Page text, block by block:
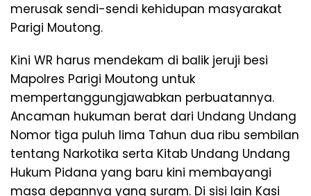
merusak sendi-sendi kehidupan masyarakat
Parigi Moutong.
​Kini WR harus mendekam di balik jeruji besi
Mapolres Parigi Moutong untuk
mempertanggungjawabkan perbuatannya.
Ancaman hukuman berat dari Undang Undang
Nomor tiga puluh lima Tahun dua ribu sembilan
tentang Narkotika serta Kitab Undang Undang
Hukum Pidana yang baru kini membayangi
masa depannya yang suram. Di sisi lain Kasi